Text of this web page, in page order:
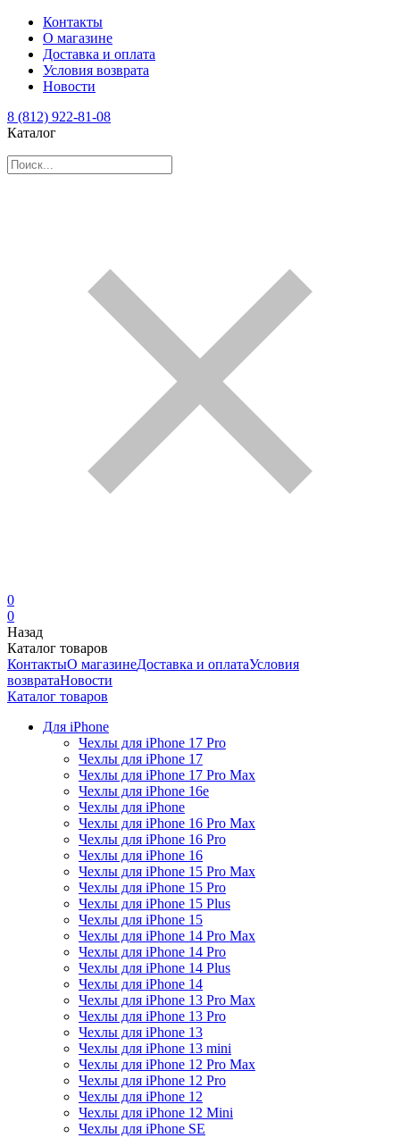
Контакты
О магазине
Доставка и оплата
Условия возврата
Новости
8 (812) 922-81-08
Каталог
0
0
Назад
Каталог товаров
КонтактыО магазинеДоставка и оплатаУсловия
возвратаНовости
Каталог товаров
Для iPhone
Чехлы для iPhone 17 Pro
Чехлы для iPhone 17
Чехлы для iPhone 17 Pro Max
Чехлы для iPhone 16e
Чехлы для iPhone
Чехлы для iPhone 16 Pro Max
Чехлы для iPhone 16 Pro
Чехлы для iPhone 16
Чехлы для iPhone 15 Pro Max
Чехлы для iPhone 15 Pro
Чехлы для iPhone 15 Plus
Чехлы для iPhone 15
Чехлы для iPhone 14 Pro Max
Чехлы для iPhone 14 Pro
Чехлы для iPhone 14 Plus
Чехлы для iPhone 14
Чехлы для iPhone 13 Pro Max
Чехлы для iPhone 13 Pro
Чехлы для iPhone 13
Чехлы для iPhone 13 mini
Чехлы для iPhone 12 Pro Max
Чехлы для iPhone 12 Pro
Чехлы для iPhone 12
Чехлы для iPhone 12 Mini
Чехлы для iPhone SE